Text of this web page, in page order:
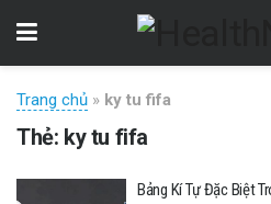
Trang chủ » ky tu fifa
Thẻ: ky tu fifa
Bảng Kí Tự Đặc Biệt